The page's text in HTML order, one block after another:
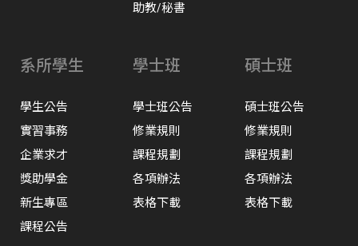
助教/秘書
系所學生
學生公告
實習事務
企業求才
獎助學金
新生專區
課程公告
學士班
學士班公告
修業規則
課程規劃
各項辦法
表格下載
碩士班
碩士班公告
修業規則
課程規劃
各項辦法
表格下載